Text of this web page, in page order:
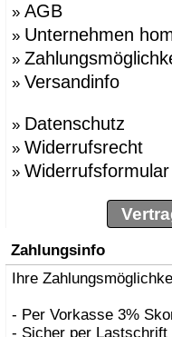
» AGB
» Unternehmen
»
» Versandinfo
» Datenschutz
» Widerrufsrecht
» Widerrufsformular
Zahlungsinfo
Ihre
- Per Vorkasse 3%
- Sicher per Lastschrift